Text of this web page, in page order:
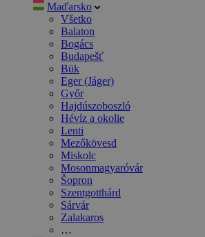
Maďarsko
Všetko
Balaton
Bogács
Budapešť
Bük
Eger (Jáger)
Győr
Hajdúszoboszló
Hévíz a okolie
Lenti
Mezőkövesd
Miskolc
Mosonmagyaróvár
Šopron
Szentgotthárd
Sárvár
Zalakaros
…